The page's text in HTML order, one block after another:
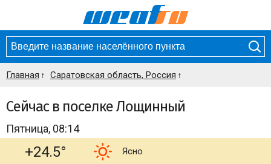
Главная Саратовская область, Россия
Сейчас в поселке Лощинный
Пятница, 08:14
+24.5° Ясно